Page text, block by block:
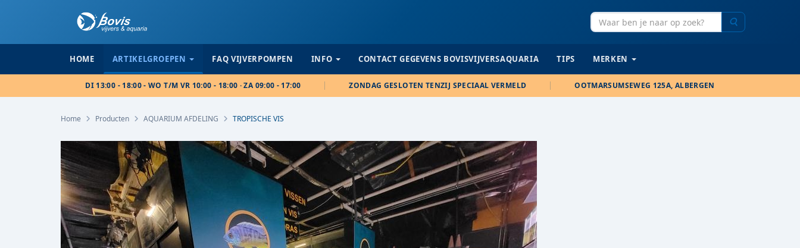
HOME ARTIKELGROEPEN FAQ VIJVERPOMPEN INFO CONTACT GEGEVENS BOVISVIJVERSAQUARIA TIPS MERKEN
DI 13:00 - 18:00 - WO T/M VR 10:00 - 18:00 · ZA 09:00 - 17:00 ZONDAG GESLOTEN TENZIJ SPECIAAL VERMELD OOTMARSUMSEWEG 125A, ALBERGEN
Home Producten AQUARIUM AFDELING TROPISCHE VIS